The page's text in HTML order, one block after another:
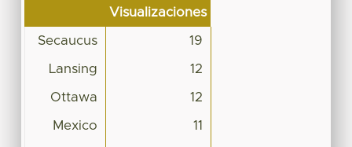
Visualizaciones
Secaucus 19
Lansing 12
Ottawa 12
Mexico 11